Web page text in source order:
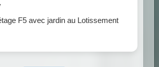
F5 avec jardin au Lotissement